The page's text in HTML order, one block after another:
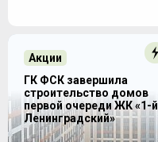
Акции
ГК ФСК завершила
строительство домов
первой очереди ЖК «1-й
Ленинградский»